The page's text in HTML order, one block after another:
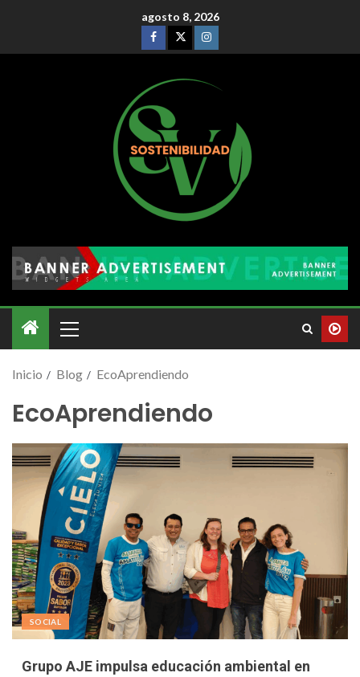
agosto 8, 2026
Inicio Blog EcoAprendiendo
EcoAprendiendo
SOCIAL
Grupo AJE impulsa educación ambiental en